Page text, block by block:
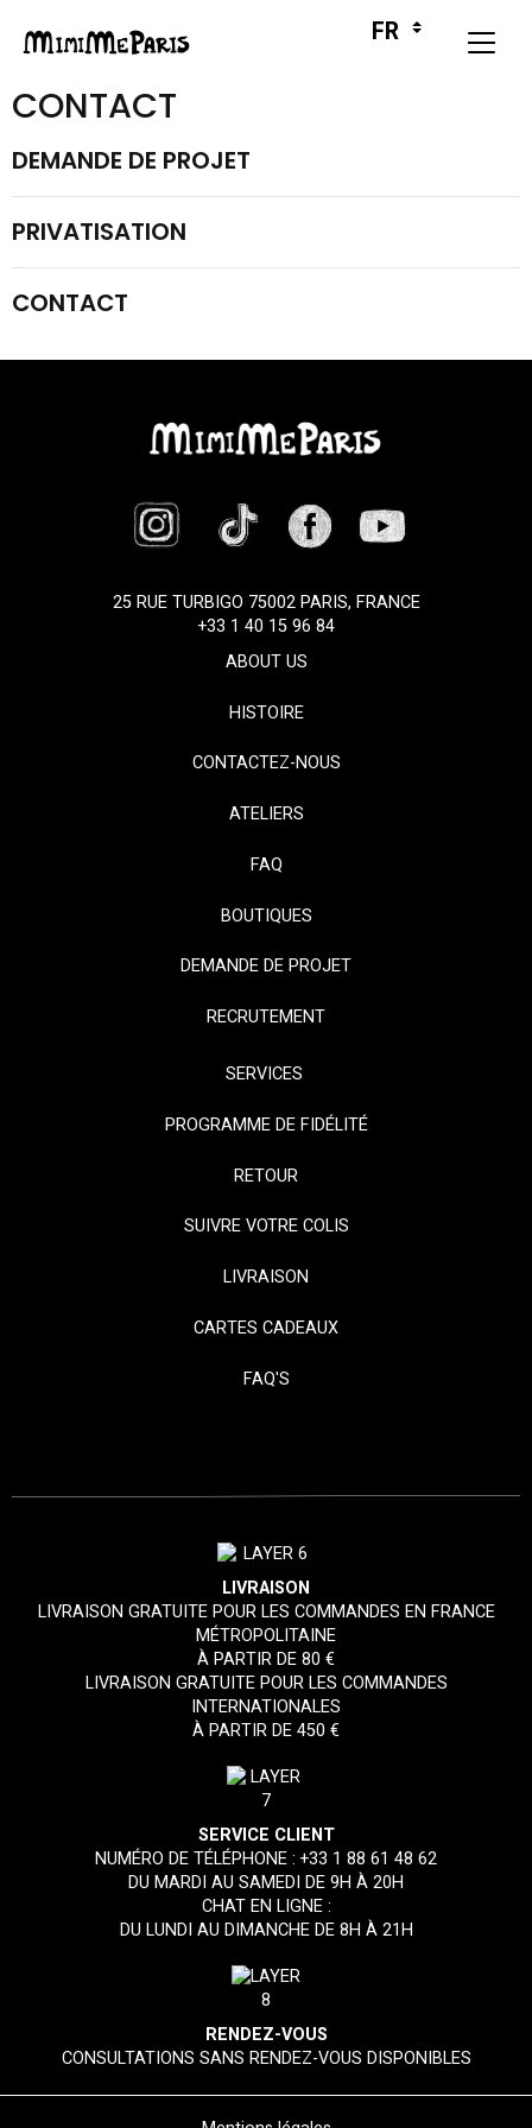
CONTACT
DEMANDE DE PROJET
PRIVATISATION
CONTACT
25 RUE TURBIGO 75002 PARIS, FRANCE
+33 1 40 15 96 84
ABOUT US
HISTOIRE
CONTACTEZ-NOUS
ATELIERS
FAQ
BOUTIQUES
DEMANDE DE PROJET
RECRUTEMENT
SERVICES
PROGRAMME DE FIDÉLITÉ
RETOUR
SUIVRE VOTRE COLIS
LIVRAISON
CARTES CADEAUX
FAQ'S
LIVRAISON
LIVRAISON GRATUITE POUR LES COMMANDES EN FRANCE
MÉTROPOLITAINE
À PARTIR DE 80 €
LIVRAISON GRATUITE POUR LES COMMANDES
INTERNATIONALES
À PARTIR DE 450 €
SERVICE CLIENT
NUMÉRO DE TÉLÉPHONE :+33 1 88 61 48 62
DU MARDI AU SAMEDI DE 9H À 20H
CHAT EN LIGNE :
DU LUNDI AU DIMANCHE DE 8H À 21H
RENDEZ-VOUS
CONSULTATIONS SANS RENDEZ-VOUS DISPONIBLES